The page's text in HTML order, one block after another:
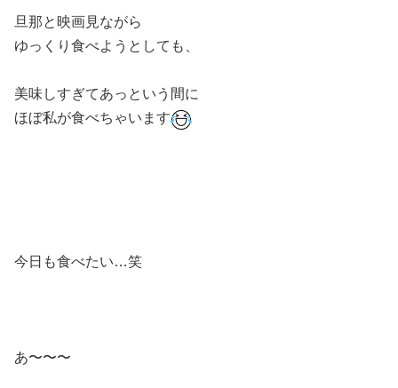
旦那と映画見ながら
ゆっくり食べようとしても、
美味しすぎてあっという間に
ほぼ私が食べちゃいます
今日も食べたい…笑
あ〜〜〜